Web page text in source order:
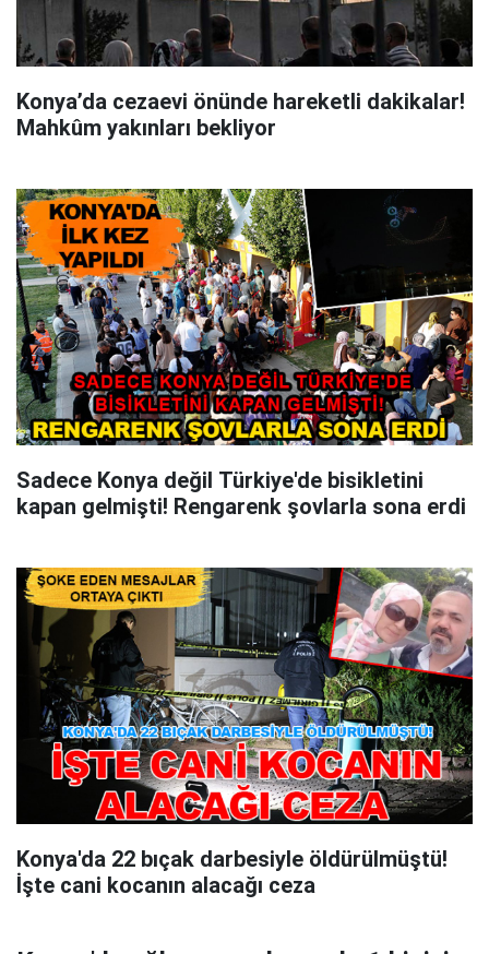
Konya’da cezaevi önünde hareketli dakikalar!
Mahkûm yakınları bekliyor
Sadece Konya değil Türkiye'de bisikletini
kapan gelmişti! Rengarenk şovlarla sona erdi
Konya'da 22 bıçak darbesiyle öldürülmüştü!
İşte cani kocanın alacağı ceza